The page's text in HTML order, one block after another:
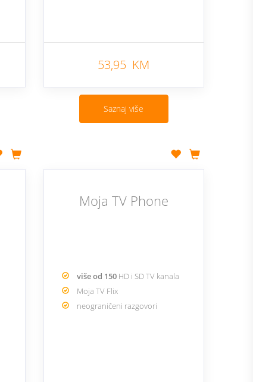
53,95 KM
Saznaj više
Moja TV Phone
više od 150 HD i SD TV kanala
Moja TV Flix
neograničeni razgovori